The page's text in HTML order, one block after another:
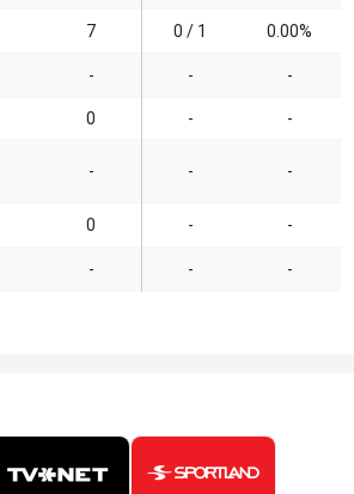
7 0 / 1 0.00%
- - -
0 - -
- - -
0 - -
- - -